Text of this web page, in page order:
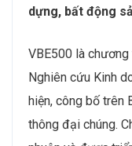
dựng, bất động
VBE500 là
Nghiên cứu Kinh
hiện, công bố trên
thông đại chúng.